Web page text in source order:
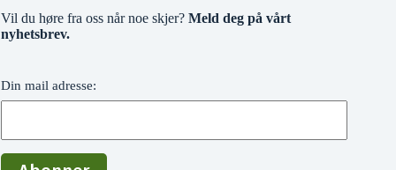
Vil du høre fra oss når noe skjer? Meld deg på vårt
nyhetsbrev.
Din mail adresse: